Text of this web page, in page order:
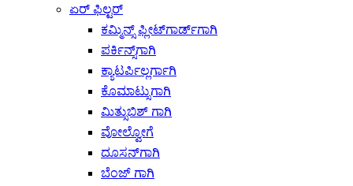
ಏರ್ ಫಿಲ್ಟರ್
ಕಮ್ಮಿನ್ಸ್ ಫ್ಲೀಟ್‌ಗಾರ್ಡ್‌ಗಾಗಿ
ಪರ್ಕಿನ್ಸ್‌ಗಾಗಿ
ಕ್ಯಾಟರ್ಪಿಲ್ಲರ್ಗಾಗಿ
ಕೊಮಾಟ್ಸುಗಾಗಿ
ಮಿತ್ಸುಬಿಶ್ ಗಾಗಿ
ವೋಲ್ವೋಗೆ
ದೂಸನ್‌ಗಾಗಿ
ಬೆಂಜ್ ಗಾಗಿ